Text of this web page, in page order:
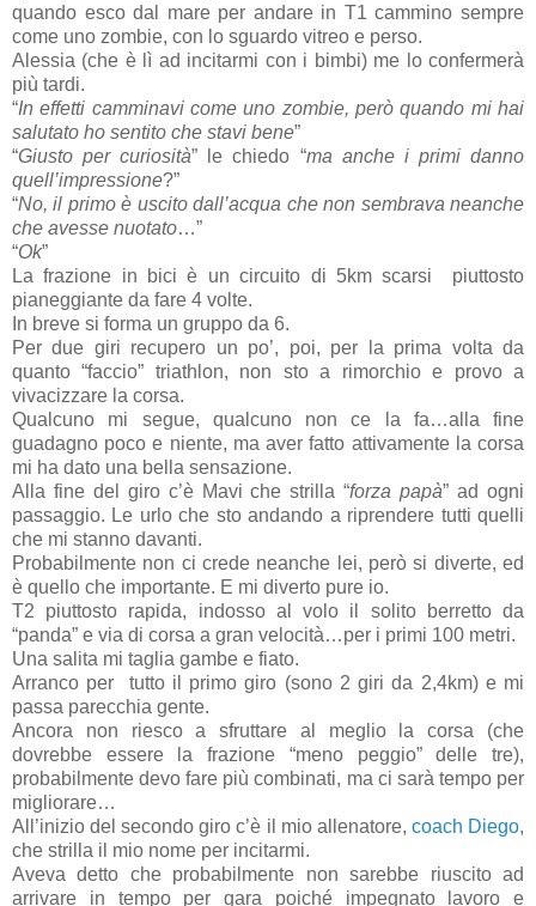
quando esco dal mare per andare in T1 cammino sempre
come uno zombie, con lo sguardo vitreo e perso.
Alessia (che è lì ad incitarmi con i bimbi) me lo confermerà
più tardi.
“In effetti camminavi come uno zombie, però quando mi hai
salutato ho sentito che stavi bene”
“Giusto per curiosità” le chiedo “ma anche i primi danno
quell’impressione?”
“No, il primo è uscito dall’acqua che non sembrava neanche
che avesse nuotato…”
“Ok”
La frazione in bici è un circuito di 5km scarsi piuttosto
pianeggiante da fare 4 volte.
In breve si forma un gruppo da 6.
Per due giri recupero un po’, poi, per la prima volta da
quanto “faccio” triathlon, non sto a rimorchio e provo a
vivacizzare la corsa.
Qualcuno mi segue, qualcuno non ce la fa…alla fine
guadagno poco e niente, ma aver fatto attivamente la corsa
mi ha dato una bella sensazione.
Alla fine del giro c’è Mavi che strilla “forza papà” ad ogni
passaggio. Le urlo che sto andando a riprendere tutti quelli
che mi stanno davanti.
Probabilmente non ci crede neanche lei, però si diverte, ed
è quello che importante. E mi diverto pure io.
T2 piuttosto rapida, indosso al volo il solito berretto da
“panda” e via di corsa a gran velocità…per i primi 100 metri.
Una salita mi taglia gambe e fiato.
Arranco per tutto il primo giro (sono 2 giri da 2,4km) e mi
passa parecchia gente.
Ancora non riesco a sfruttare al meglio la corsa (che
dovrebbe essere la frazione “meno peggio” delle tre),
probabilmente devo fare più combinati, ma ci sarà tempo per
migliorare…
All’inizio del secondo giro c’è il mio allenatore, coach Diego,
che strilla il mio nome per incitarmi.
Aveva detto che probabilmente non sarebbe riuscito ad
arrivare in tempo per gara poiché impegnato lavoro e